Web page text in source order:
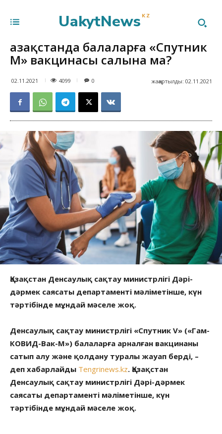
UakytNews KZ
Қазақстанда балаларға «Спутник
M» вакцинасы салына ма?
02.11.2021 4099 жаңартылды: 02.11.2021
0
Қазақстан Денсаулық сақтау министрлігі Дәрі-
дәрмек саясаты департаменті мәліметінше, күн
тәртібінде мұндай мәселе жоқ.
Денсаулық сақтау министрлігі «Спутник V» («Гам-
КОВИД-Вак-М») балаларға арналған вакцинаны
сатып алу және қолдану туралы жауап берді, –
деп хабарлайды Tengrinews.kz. Қазақстан
Денсаулық сақтау министрлігі Дәрі-дәрмек
саясаты департаменті мәліметінше, күн
тәртібінде мұндай мәселе жоқ.